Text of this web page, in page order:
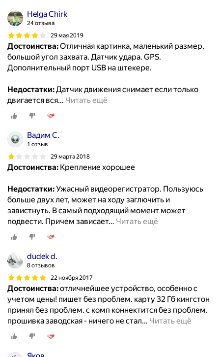
Helga Chirk
24 отзыва
29 мая 2019
Достоинства:Отличная картинка, маленький размер,
большой угол захвата. Датчик удара. GPS.
Дополнительный порт USB на штекере.
Недостатки:Датчик движения снимает если только
двигается вся… Читать ещё
Вадим С.
1 отзыв
29 марта 2018
Достоинства: Крепление хорошее
Недостатки:Ужасный видеорегистратор. Пользуюсь
больше двух лет, может на ходу заглючить и
завистнуть. В самый подходящий момент может
подвести. Причем зависает… Читать ещё
dudek d.
8 отзывов
22 ноября 2017
Достоинства:отличнейшее устройство, особенно с
учетом цены! пишет без проблем. карту 32 Гб кингстон
принял без проблем. с комп коннектится без проблем.
прошивка заводская - ничего не стал… Читать ещё